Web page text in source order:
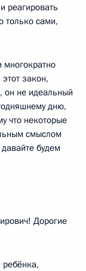
реагировать
только сами,
закон,
он не идеальный
дню,
что некоторые
смыслом
будем
Дорогие
ребёнка,